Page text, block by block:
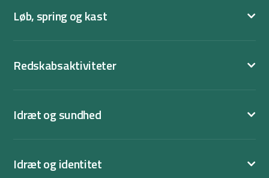
Løb, spring og kast
Redskabsaktiviteter
Idræt og sundhed
Idræt og identitet